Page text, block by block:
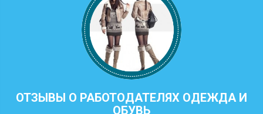
ОТЗЫВЫ О РАБОТОДАТЕЛЯХ ОДЕЖДА И
ОБУВЬ